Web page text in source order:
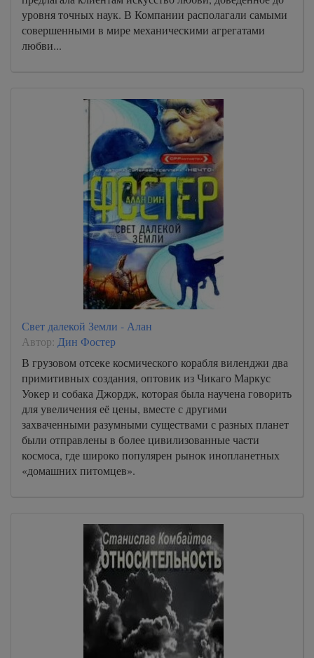
уровня точных наук. В Компании располагали самыми
совершенными в мире механическими агрегатами
любви...
Свет далекой Земли - Алан
Автор: Дин Фостер
В грузовом отсеке космического корабля виленджи два
примитивных создания, оптовик из Чикаго Маркус
Уокер и собака Джордж, которая была научена говорить
для увеличения её цены, вместе с другими
захваченными разумными существами с разных планет
были отправлены в более цивилизованные части
космоса, где широко популярен рынок инопланетных
«домашних питомцев».